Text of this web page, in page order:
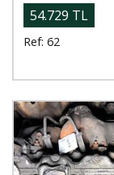
54.729 TL
Ref: 62